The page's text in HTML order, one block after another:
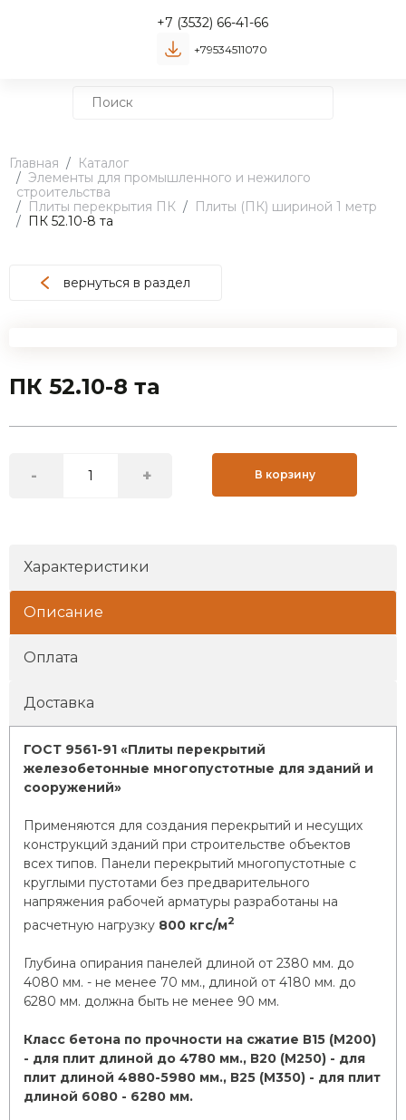
+7 (3532) 66-41-66
+79534511070
Главная
Каталог
Элементы для промышленного и нежилого
строительства
Плиты перекрытия ПК
Плиты (ПК) шириной 1 метр
ПК 52.10-8 та
вернуться в раздел
ПК 52.10-8 та
- + В корзину
Характеристики
Описание
Оплата
Доставка
ГОСТ 9561-91 «Плиты перекрытий
железобетонные многопустотные для зданий и
сооружений»
Применяются для создания перекрытий и несущих
конструкций зданий при строительстве объектов
всех типов. Панели перекрытий многопустотные с
круглыми пустотами без предварительного
напряжения рабочей арматуры разработаны на
расчетную нагрузку 800 кгс/м2
Глубина опирания панелей длиной от 2380 мм. до
4080 мм. - не менее 70 мм., длиной от 4180 мм. до
6280 мм. должна быть не менее 90 мм.
Класс бетона по прочности на сжатие В15 (М200)
- для плит длиной до 4780 мм., В20 (М250) - для
плит длиной 4880-5980 мм., В25 (М350) - для плит
длиной 6080 - 6280 мм.